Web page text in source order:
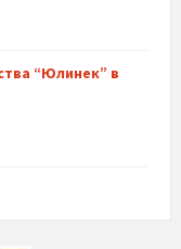
“Юлинек” в